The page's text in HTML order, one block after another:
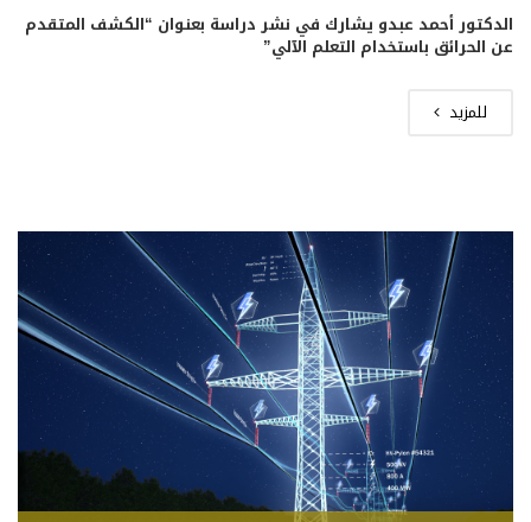
الدكتور أحمد عبدو يشارك في نشر دراسة بعنوان “الكشف المتقدم
عن الحرائق باستخدام التعلم الآلي”
للمزيد